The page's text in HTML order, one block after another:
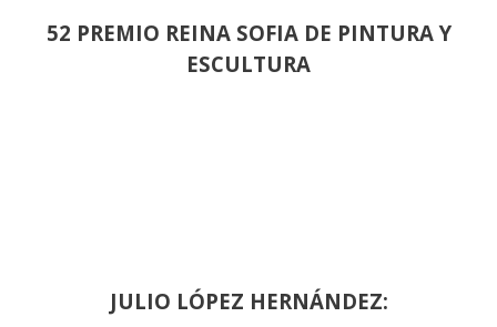
52 PREMIO REINA SOFIA DE PINTURA Y
ESCULTURA
JULIO LÓPEZ HERNÁNDEZ: